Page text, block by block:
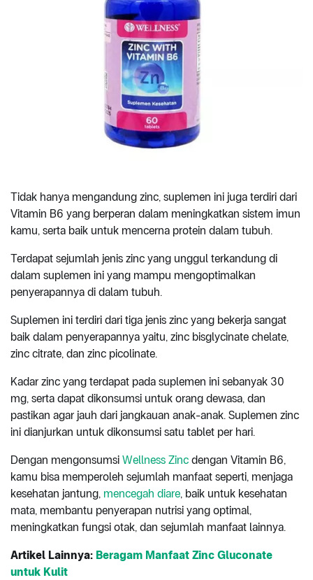
Tidak hanya mengandung zinc, suplemen ini juga terdiri dari
Vitamin B6 yang berperan dalam meningkatkan sistem imun
kamu, serta baik untuk mencerna protein dalam tubuh.
Terdapat sejumlah jenis zinc yang unggul terkandung di
dalam suplemen ini yang mampu mengoptimalkan
penyerapannya di dalam tubuh.
Suplemen ini terdiri dari tiga jenis zinc yang bekerja sangat
baik dalam penyerapannya yaitu, zinc bisglycinate chelate,
zinc citrate, dan zinc picolinate.
Kadar zinc yang terdapat pada suplemen ini sebanyak 30
mg, serta dapat dikonsumsi untuk orang dewasa, dan
pastikan agar jauh dari jangkauan anak-anak. Suplemen zinc
ini dianjurkan untuk dikonsumsi satu tablet per hari.
Dengan mengonsumsi Wellness Zinc dengan Vitamin B6,
kamu bisa memperoleh sejumlah manfaat seperti, menjaga
kesehatan jantung, mencegah diare, baik untuk kesehatan
mata, membantu penyerapan nutrisi yang optimal,
meningkatkan fungsi otak, dan sejumlah manfaat lainnya.
Artikel Lainnya: Beragam Manfaat Zinc Gluconate
untuk Kulit